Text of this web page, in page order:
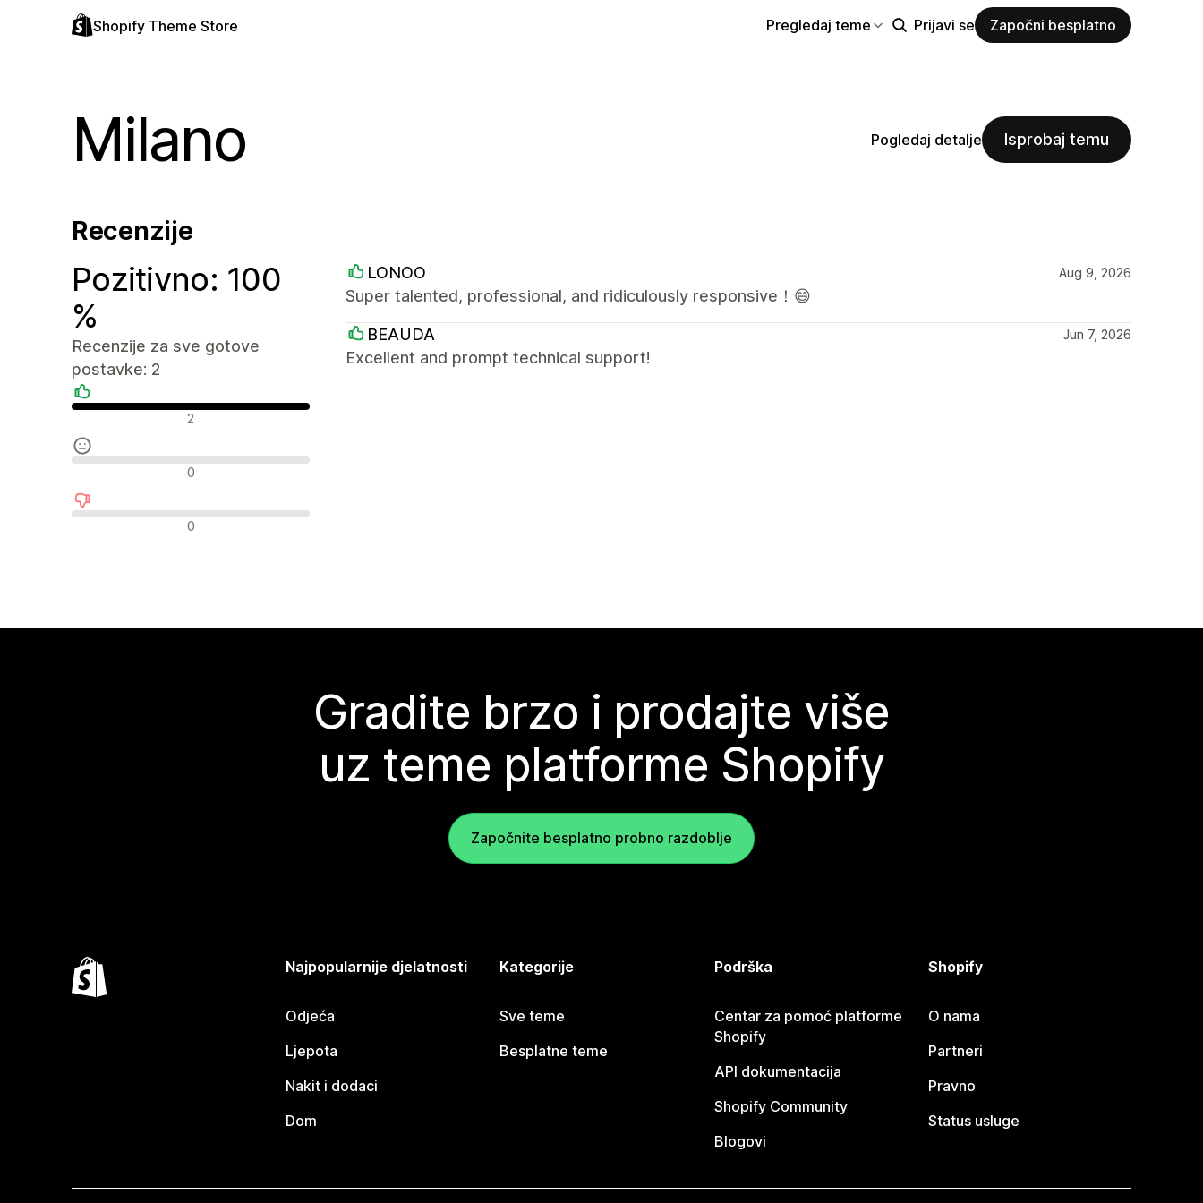
Shopify Theme Store Pregledaj teme Prijavi se Započni besplatno
Milano Pogledaj detalje Isprobaj temu
Recenzije
Pozitivno: 100
%
Recenzije za sve gotove
postavke: 2
Pozitivne recenzije
2
Neutralne recenzije
0
Negativne recenzije
0
LONOO Aug 9, 2026
Super talented, professional, and ridiculously responsive！😄
BEAUDA Jun 7, 2026
Excellent and prompt technical support!
Gradite brzo i prodajte više
uz teme platforme Shopify
Započnite besplatno probno razdoblje
Najpopularnije djelatnosti
Odjeća
Ljepota
Nakit i dodaci
Dom
Kategorije
Sve teme
Besplatne teme
Podrška
Centar za pomoć platforme
Shopify
API dokumentacija
Shopify Community
Blogovi
Shopify
O nama
Partneri
Pravno
Status usluge